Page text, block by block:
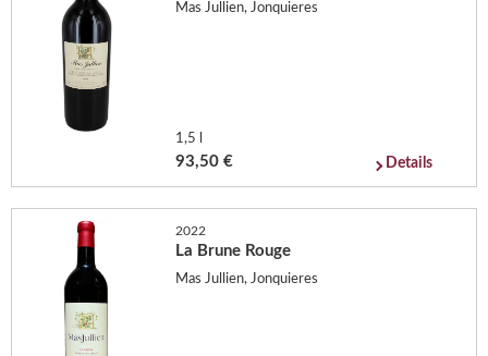
Mas Jullien, Jonquieres
1,5 l
93,50 € Details
2022
La Brune Rouge
Mas Jullien, Jonquieres